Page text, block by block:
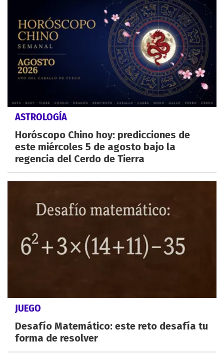
ASTROLOGÍA
Horóscopo Chino hoy: predicciones de
este miércoles 5 de agosto bajo la
regencia del Cerdo de Tierra
JUEGO
Desafío Matemático: este reto desafía tu
forma de resolver